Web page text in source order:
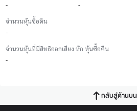
-
-
จำนวนหุ้นซื้อคืน
-
จำนวนหุ้นที่มีสิทธิออกเสียง หัก หุ้นซื้อคืน
-
กลับสู่ด้านบน